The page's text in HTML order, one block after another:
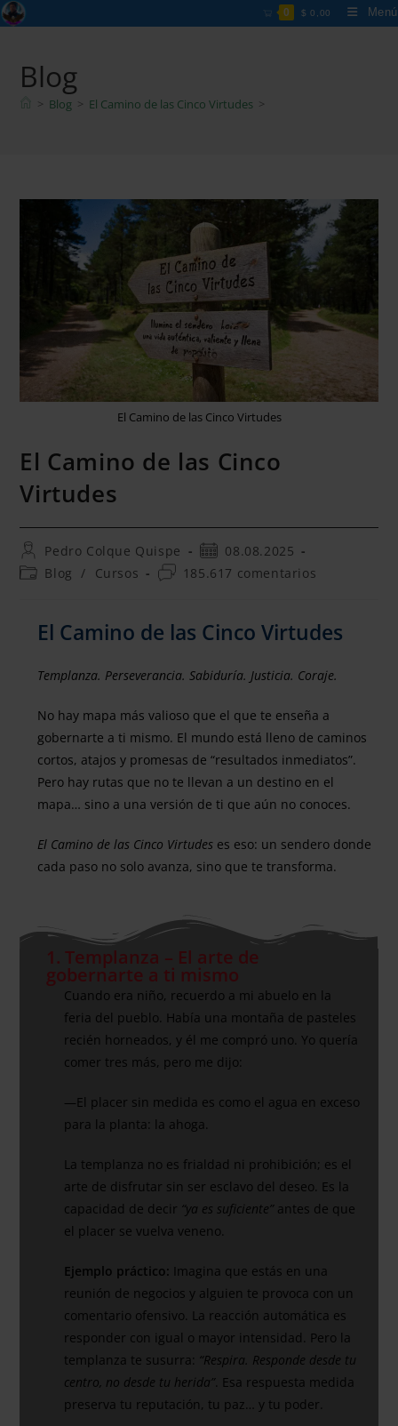
0 $ 0,00 Menú
Blog
> Blog > El Camino de las Cinco Virtudes >
El Camino de las Cinco Virtudes
El Camino de las Cinco
Virtudes
Pedro Colque Quispe
08.08.2025
Blog
/ Cursos 185.617 comentarios
El Camino de las Cinco Virtudes
Templanza. Perseverancia. Sabiduría. Justicia. Coraje.
No hay mapa más valioso que el que te enseña a
gobernarte a ti mismo. El mundo está lleno de caminos
cortos, atajos y promesas de “resultados inmediatos”.
Pero hay rutas que no te llevan a un destino en el
mapa… sino a una versión de ti que aún no conoces.
El Camino de las Cinco Virtudes es eso: un sendero donde
cada paso no solo avanza, sino que te transforma.
1. Templanza – El arte de
gobernarte a ti mismo
Cuando era niño, recuerdo a mi abuelo en la
feria del pueblo. Había una montaña de pasteles
recién horneados, y él me compró uno. Yo quería
comer tres más, pero me dijo:
—El placer sin medida es como el agua en exceso
para la planta: la ahoga.
La templanza no es frialdad ni prohibición; es el
arte de disfrutar sin ser esclavo del deseo. Es la
capacidad de decir “ya es suficiente”antes de que
el placer se vuelva veneno.
Ejemplo práctico: Imagina que estás en una
reunión de negocios y alguien te provoca con un
comentario ofensivo. La reacción automática es
responder con igual o mayor intensidad. Pero la
templanza te susurra: “Respira. Responde desde tu
centro, no desde tu herida”. Esa respuesta medida
preserva tu reputación, tu paz… y tu poder.